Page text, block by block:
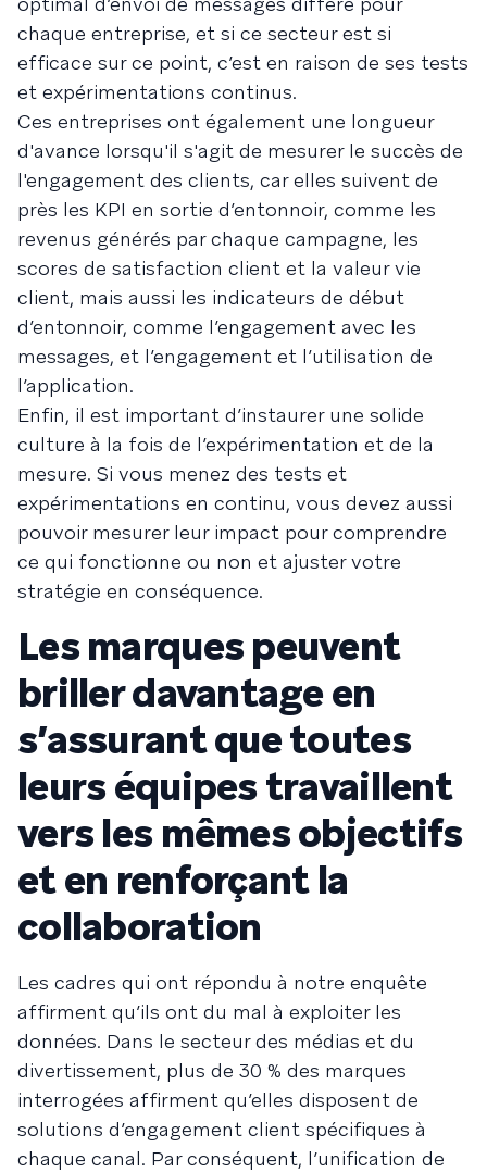
chaque entreprise, et si ce secteur est si
efficace sur ce point, c’est en raison de ses tests
et expérimentations continus.
Ces entreprises ont également une longueur
d'avance lorsqu'il s'agit de mesurer le succès de
l'engagement des clients, car elles suivent de
près les KPI en sortie d’entonnoir, comme les
revenus générés par chaque campagne, les
scores de satisfaction client et la valeur vie
client, mais aussi les indicateurs de début
d’entonnoir, comme l’engagement avec les
messages, et l’engagement et l’utilisation de
l’application.
Enfin, il est important d’instaurer une solide
culture à la fois de l’expérimentation et de la
mesure. Si vous menez des tests et
expérimentations en continu, vous devez aussi
pouvoir mesurer leur impact pour comprendre
ce qui fonctionne ou non et ajuster votre
stratégie en conséquence.
Les marques peuvent
briller davantage en
s’assurant que toutes
leurs équipes travaillent
vers les mêmes objectifs
et en renforçant la
collaboration
Les cadres qui ont répondu à notre enquête
affirment qu’ils ont du mal à exploiter les
données. Dans le secteur des médias et du
divertissement, plus de 30 % des marques
interrogées affirment qu’elles disposent de
solutions d’engagement client spécifiques à
chaque canal. Par conséquent, l’unification de